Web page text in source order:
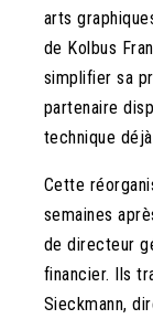
arts
de Kolbus
simplifier sa
partenaire
technique
Cette
semaines
de directeur
financier. Ils
Sieckmann,